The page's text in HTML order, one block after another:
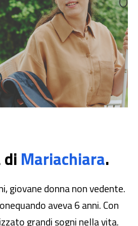
di Mariachiara.
giovane donna non vedente.
aveva 6 anni. Con
grandi sogni nella vita.